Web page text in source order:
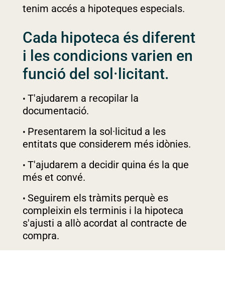
tenim accés a hipoteques especials.
Cada hipoteca és diferent
i les condicions varien en
funció del sol·licitant.
T'ajudarem a recopilar la
documentació.
Presentarem la sol·licitud a les
entitats que considerem més idònies.
T'ajudarem a decidir quina és la que
més et convé.
Seguirem els tràmits perquè es
compleixin els terminis i la hipoteca
s'ajusti a allò acordat al contracte de
compra.